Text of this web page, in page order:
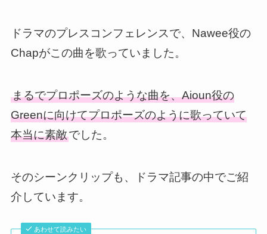
ドラマのプレスコンフェレンスで、Nawee役の
Chapがこの曲を歌っていました。
まるでプロポーズのような曲を、Aioun役の
Greenに向けてプロポーズのように歌っていて
本当に素敵でした。
そのシーンクリップも、ドラマ記事の中でご紹
介しています。
あわせて読みたい